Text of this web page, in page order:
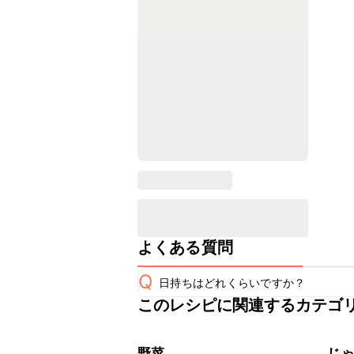
よくある質問
Q 日持ちはどれくらいですか？
保存期間は冷蔵で翌日中が目安です
※日持ちは目安です。
このレシピに関連するカテゴ